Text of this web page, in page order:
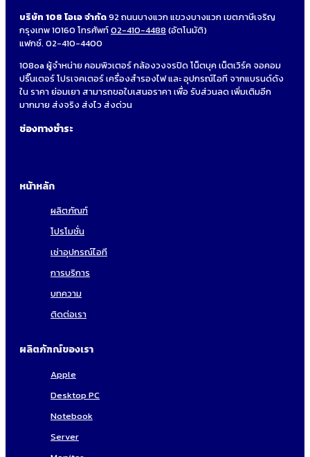
บริษัท 108 โอเอ จำกัด92 ถนนบางแวก แขวงบางแวก เขตภาษีเจริญ
กรุงเทพ 10160 โทรศัพท์02-410-4488 (อัตโนมัติ)
แฟกซ์. 02-410-4400
108oa ผู้จำหน่าย คอมพิวเตอร์ กล้องวงจรปิด โน็ตบุค เน็ตเวิร์ค จอคอม
ปริ๊นเตอร์ โปรเจคเตอร์ เครื่องสำรองไฟ และ อุปกรณ์ไอที จากแบรนด์ดัง
ใน ราคา ย่อมเยา สามารถขอใบเสนอราคา เพื่อ รับส่วนลด เพิ่มเติมอีก
มากมาย ส่งจริง ส่งไว ส่งด่วน
ช่องทางชำระ
หน้าหลัก
ผลิตภัณฑ์
โปรโมชั่น
เช่าอุปกรณ์ไอที
การบริการ
บทความ
ติดต่อเรา
ผลิตภัฑณ์ของเรา
Apple
Desktop PC
Notebook
Server